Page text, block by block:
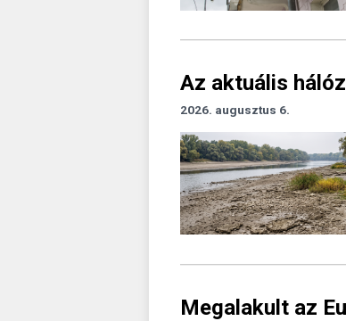
Az aktuális
2026. augusztus 6.
Megalakult az